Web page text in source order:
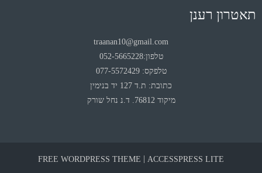
תאטרון רענן
traanan10@gmail.com
טלפון:052-5665228
טלפקס: 077-5572429
כתובת: ת.ד 127 יד בנימין
מיקוד 76812. ד.נ נחל שורק
FREE WORDPRESS THEME | ACCESSPRESS LITE